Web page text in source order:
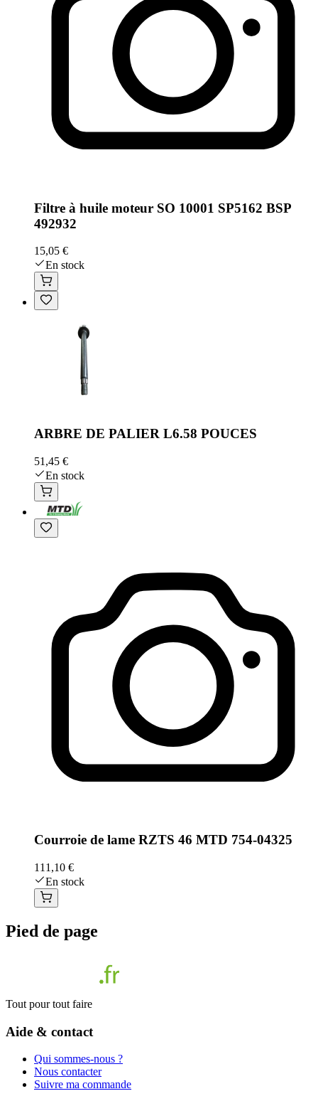
Filtre à huile moteur SO 10001 SP5162 BSP
492932
15,05 €
En stock
ARBRE DE PALIER L6.58 POUCES
51,45 €
En stock
Courroie de lame RZTS 46 MTD 754-04325
111,10 €
En stock
Pied de page
Tout pour tout faire
Aide & contact
Qui sommes-nous ?
Nous contacter
Suivre ma commande